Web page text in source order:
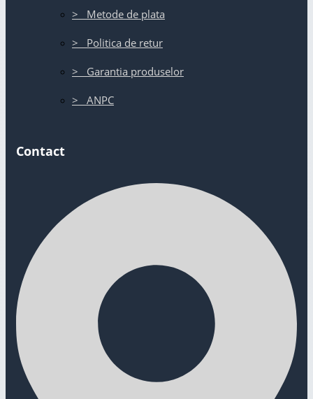
> Metode de plata
> Politica de retur
> Garantia produselor
> ANPC
Contact